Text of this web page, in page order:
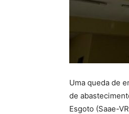
Uma queda de
de
Esgoto (Saae-